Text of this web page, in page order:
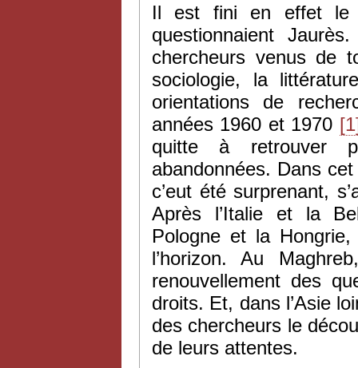
Il est fini en effet le
questionnaient
chercheurs venus de
sociologie, la
orientations de
années 1960 et 1970
quitte à retrouver
abandonnées. Dans
c’eut été surprenant,
Après l’Italie et la
Pologne et la
l’horizon. Au
renouvellement des
droits. Et, dans l’Asie
des chercheurs le
de leurs attentes.